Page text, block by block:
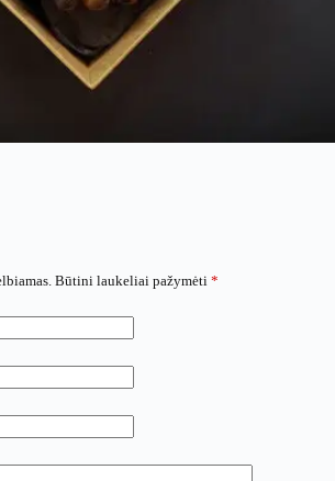
Būtini laukeliai pažymėti *